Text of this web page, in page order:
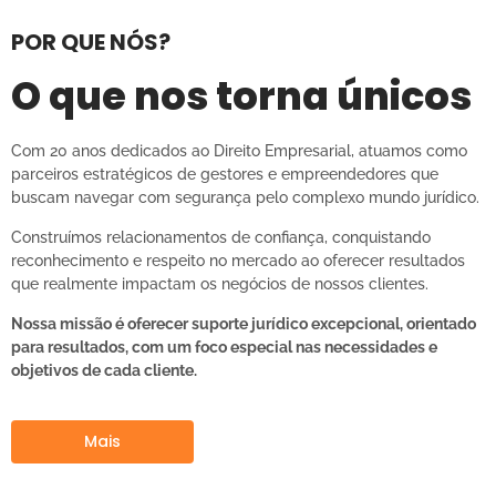
POR QUE NÓS?
O que nos torna únicos
Com 20 anos dedicados ao Direito Empresarial, atuamos como
parceiros estratégicos de gestores e empreendedores que
buscam navegar com segurança pelo complexo mundo jurídico.
Construímos relacionamentos de confiança, conquistando
reconhecimento e respeito no mercado ao oferecer resultados
que realmente impactam os negócios de nossos clientes.
Nossa missão é oferecer suporte jurídico excepcional, orientado
para resultados, com um foco especial nas necessidades e
objetivos de cada cliente.
Mais